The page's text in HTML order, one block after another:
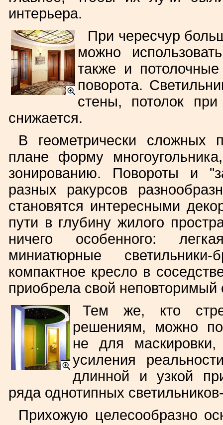
интерьера.
При чересчур
можно
также и
поворота.
стены, потолок
снижается.
В геометрически
плане форму
зонированию. Повороты и
разных ракурсов
становятся интересными
пути в глубину жилого
ничего особенного:
миниатюрные
компактное кресло в
приобрела свой неповторимый
Тем же, кто
решениям, можно
не для
усиления
длинной и узкой
ряда однотипных
Прихожую целесообразно